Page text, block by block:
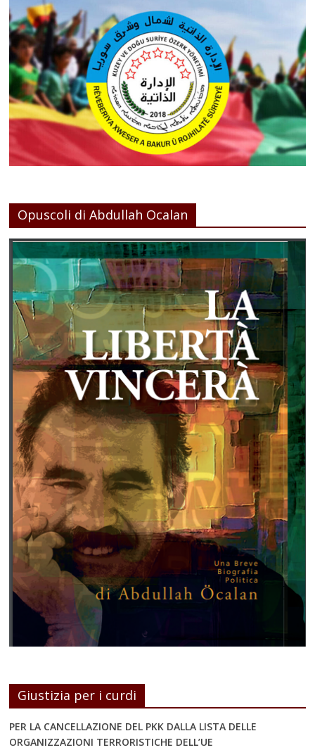
Opuscoli di Abdullah Ocalan
Giustizia per i curdi
PER LA CANCELLAZIONE DEL PKK DALLA LISTA DELLE
ORGANIZZAZIONI TERRORISTICHE DELL’UE